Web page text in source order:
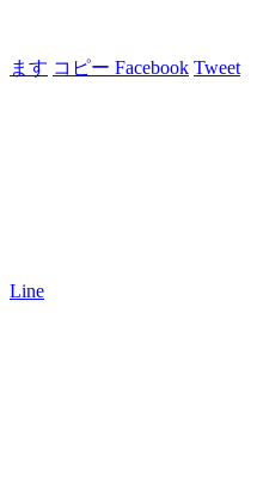
ます コピー Facebook Tweet
Line